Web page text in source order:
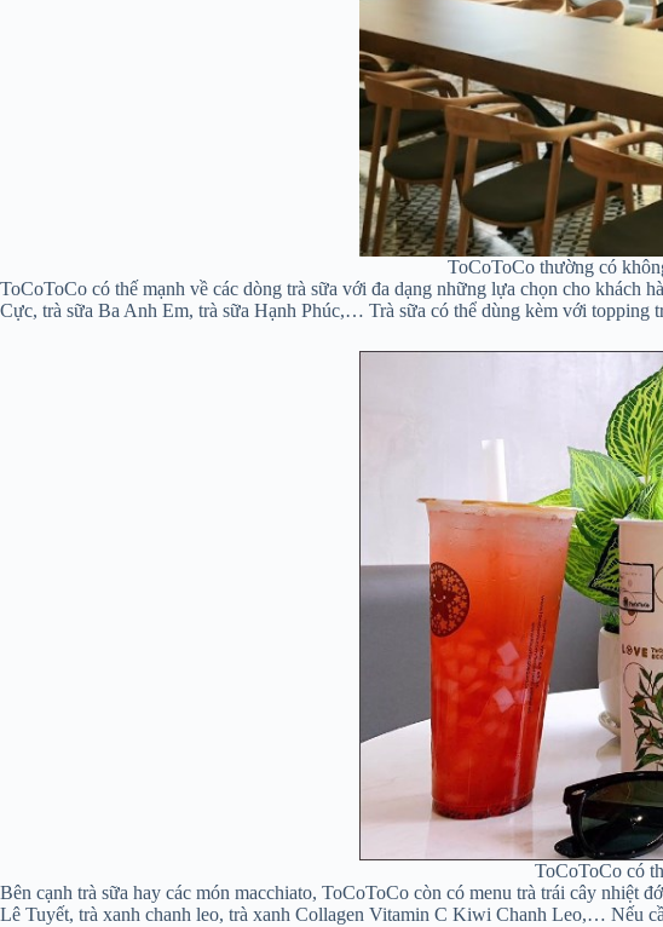
ToCoToCo thường có
ToCoToCo có thế mạnh về các dòng trà sữa với đa dạng những lựa chọn cho khách
Cực, trà sữa Ba Anh Em, trà sữa Hạnh Phúc,… Trà sữa có thể dùng kèm với topping
ToCoToCo có
Bên cạnh trà sữa hay các món macchiato, ToCoToCo còn có menu trà trái cây
Lê Tuyết, trà xanh chanh leo, trà xanh Collagen Vitamin C Kiwi Chanh Leo,… Nếu